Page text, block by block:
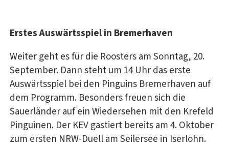
Erstes Auswärtsspiel in Bremerhaven
Weiter geht es für die Roosters am Sonntag, 20.
September. Dann steht um 14 Uhr das erste
Auswärtsspiel bei den Pinguins Bremerhaven auf
dem Programm. Besonders freuen sich die
Sauerländer auf ein Wiedersehen mit den Krefeld
Pinguinen. Der KEV gastiert bereits am 4. Oktober
zum ersten NRW-Duell am Seilersee in Iserlohn.